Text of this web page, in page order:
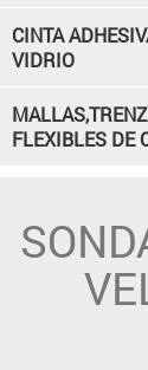
CINTA
VIDRIO
FLEXIBLES DE